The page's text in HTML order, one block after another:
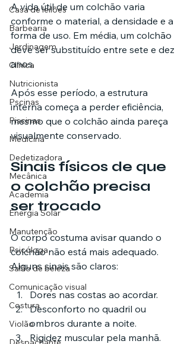
Casa de leilões
Barbearia
Jardinagem
Clínica
Nutricionista
Pscinas
Piscinas
Medicina
Dedetizadora
Mecânica
Academia
Energia Solar
Manutenção
Psicóloga
Salão de beleza
Comunicação visual
Costura
Violão
A vida útil de um colchão varia
conforme o material, a densidade e a
forma de uso. Em média, um colchão
deve ser substituído entre sete e dez
anos.
Após esse período, a estrutura
interna começa a perder eficiência,
mesmo que o colchão ainda pareça
visualmente conservado.
Sinais físicos de que
o colchão precisa
ser trocado
O corpo costuma avisar quando o
colchão não está mais adequado.
Alguns sinais são claros:
Dores nas costas ao acordar.
Desconforto no quadril ou
ombros durante a noite.
Rigidez muscular pela manhã.